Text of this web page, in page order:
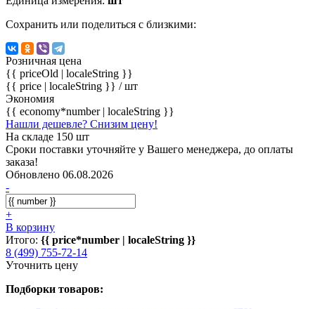
Сохранить или поделиться с близкими:
Розничная цена
{{ priceOld | localeString }}
{{ price | localeString }} / шт
Экономия
{{ economy*number | localeString }}
Нашли дешевле? Снизим цену!
На складе 150 шт
Сроки поставки уточняйте у Вашего менеджера, до оплаты
заказа!
Обновлено 06.08.2026
-
+
В корзину
Итого: {{ price*number | localeString }}
8 (499) 755-72-14
Уточнить цену
Подборки товаров: